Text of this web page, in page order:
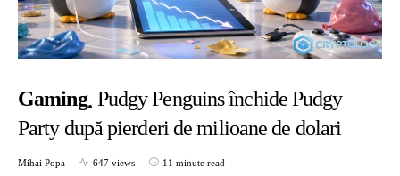
Gaming Pudgy Penguins închide Pudgy
Party după pierderi de milioane de dolari
Mihai Popa 647 views 11 minute read